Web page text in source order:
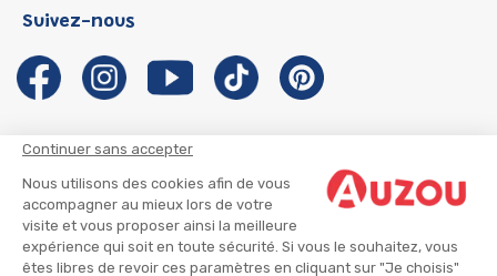
Continuer sans accepter
Nous utilisons des cookies afin de vous
accompagner au mieux lors de votre
visite et vous proposer ainsi la meilleure
expérience qui soit en toute sécurité. Si vous le souhaitez, vous
êtes libres de revoir ces paramètres en cliquant sur "Je choisis"
Les Influenceuses
Migali
Petite Taupe
Notre histoire
Auzou s'engage
Auteurs et illustrateurs Auzou
Suivre mon colis
Infos consommateur
Suivez-nous
CGU
CGV
Mentions légales